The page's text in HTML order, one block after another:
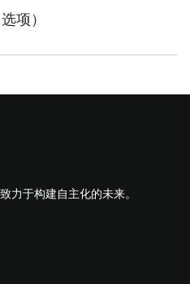
项）
力于构建自主化的未来。